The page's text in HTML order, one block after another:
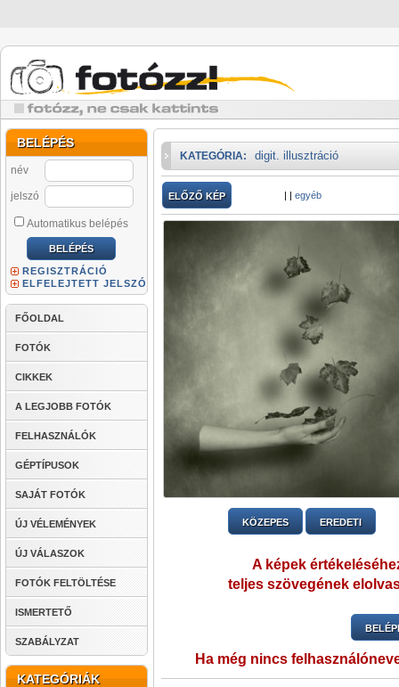
BELÉPÉS
név
jelszó
Automatikus belépés
REGISZTRÁCIÓ
ELFELEJTETT JELSZÓ
FŐOLDAL
FOTÓK
CIKKEK
A LEGJOBB FOTÓK
FELHASZNÁLÓK
GÉPTÍPUSOK
SAJÁT FOTÓK
ÚJ VÉLEMÉNYEK
ÚJ VÁLASZOK
FOTÓK FELTÖLTÉSE
ISMERTETŐ
SZABÁLYZAT
KATEGÓRIÁK
KATEGÓRIA: digit. illusztráció
ELŐZŐ KÉP | | egyéb
KÖZEPES EREDETI
A képek
teljes szövegének
Ha még nincs